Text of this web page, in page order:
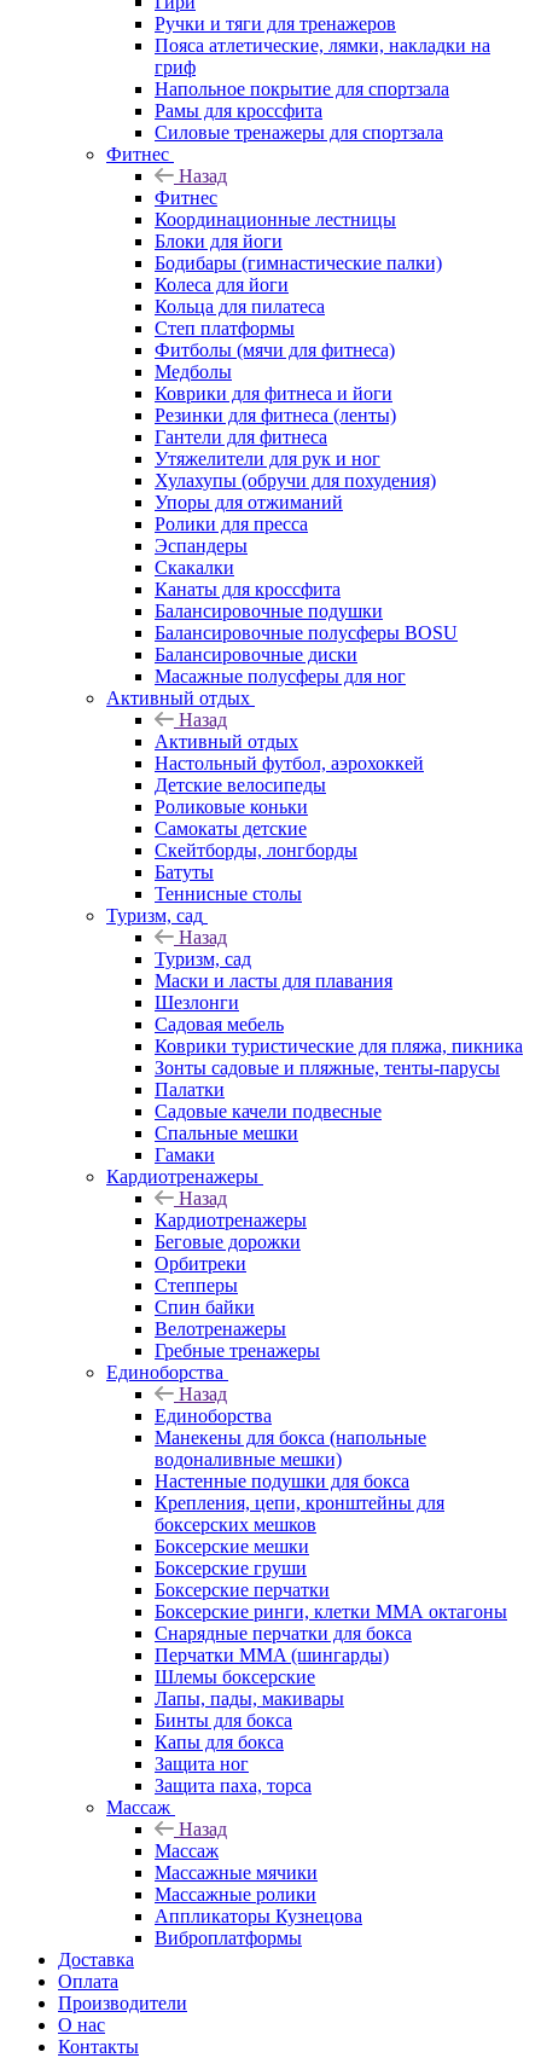
Ручки и тяги для тренажеров
Пояса атлетические, лямки, накладки на
гриф
Напольное покрытие для спортзала
Рамы для кроссфита
Силовые тренажеры для спортзала
Фитнес
Назад
Фитнес
Координационные лестницы
Блоки для йоги
Бодибары (гимнастические палки)
Колеса для йоги
Кольца для пилатеса
Степ платформы
Фитболы (мячи для фитнеса)
Медболы
Коврики для фитнеса и йоги
Резинки для фитнеса (ленты)
Гантели для фитнеса
Утяжелители для рук и ног
Хулахупы (обручи для похудения)
Упоры для отжиманий
Ролики для пресса
Эспандеры
Скакалки
Канаты для кроссфита
Балансировочные подушки
Балансировочные полусферы BOSU
Балансировочные диски
Масажные полусферы для ног
Активный отдых
Назад
Активный отдых
Настольный футбол, аэрохоккей
Детские велосипеды
Роликовые коньки
Самокаты детские
Скейтборды, лонгборды
Батуты
Теннисные столы
Туризм, сад
Назад
Туризм, сад
Маски и ласты для плавания
Шезлонги
Садовая мебель
Коврики туристические для пляжа, пикника
Зонты садовые и пляжные, тенты-парусы
Палатки
Садовые качели подвесные
Спальные мешки
Гамаки
Кардиотренажеры
Назад
Кардиотренажеры
Беговые дорожки
Орбитреки
Степперы
Спин байки
Велотренажеры
Гребные тренажеры
Единоборства
Назад
Единоборства
Манекены для бокса (напольные
водоналивные мешки)
Настенные подушки для бокса
Крепления, цепи, кронштейны для
боксерских мешков
Боксерские мешки
Боксерские груши
Боксерские перчатки
Боксерские ринги, клетки ММА октагоны
Снарядные перчатки для бокса
Перчатки MMA (шингарды)
Шлемы боксерские
Лапы, пады, макивары
Бинты для бокса
Капы для бокса
Защита ног
Защита паха, торса
Массаж
Назад
Массаж
Массажные мячики
Массажные ролики
Аппликаторы Кузнецова
Виброплатформы
Доставка
Оплата
Производители
О нас
Контакты